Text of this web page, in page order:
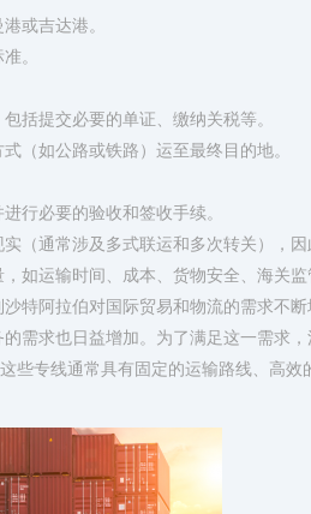
或吉达港。
。
括提交必要的单证、缴纳关税等。
（如公路或铁路）运至最终目的地。
行必要的验收和签收手续。
（通常涉及多式联运和多次转关），
如运输时间、成本、货物安全、海关监
特阿拉伯对国际贸易和物流的需求不
需求也日益增加。为了满足这一需求
些专线通常具有固定的运输路线、高